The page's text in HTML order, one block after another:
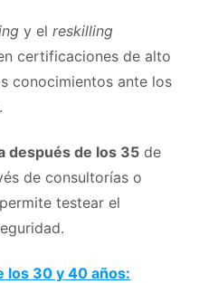
y el reskilling
certificaciones de alto
conocimientos ante los
después de los 35 de
de consultorías o
testear el
los 30 y 40 años: